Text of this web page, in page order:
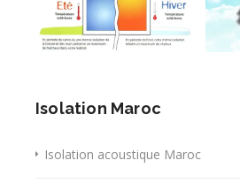
Isolation Maroc
Isolation acoustique Maroc